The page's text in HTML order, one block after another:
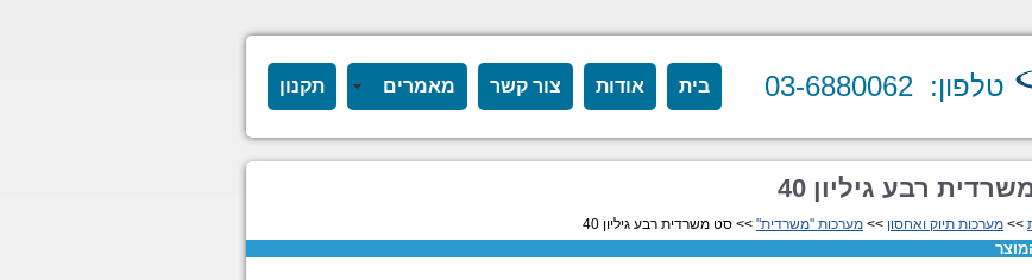
טלפון: 03-6880062 בית אודות צור קשר מאמרים תקנון
רבע גיליון 40
>> מערכות תיוק ואחסון >> מערכות "משרדית" >> סט משרדית רבע גיליון 40